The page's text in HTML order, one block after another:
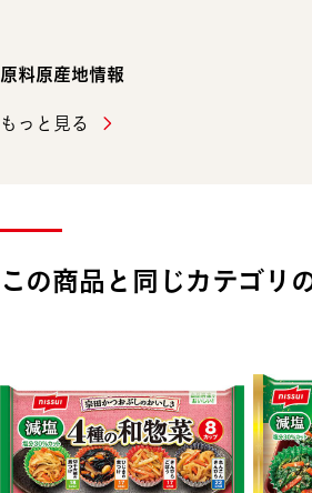
原料原産地情報
もっと見る
この商品と同じカテゴリ